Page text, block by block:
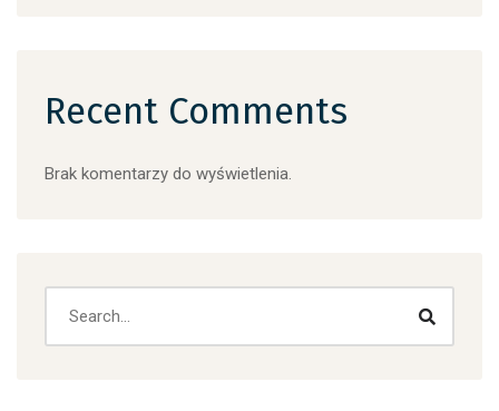
Recent Comments
Brak komentarzy do wyświetlenia.